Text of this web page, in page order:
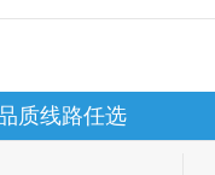
质线路任选